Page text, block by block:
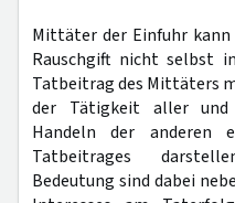
Mittäter der Einfuhr kann
Rauschgift nicht selbst
Tatbeitrag des Mittäters
der Tätigkeit aller und
Handeln der anderen
Tatbeitrages
Bedeutung sind dabei